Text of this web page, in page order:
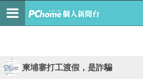
柬埔寨打工渡假，是詐騙